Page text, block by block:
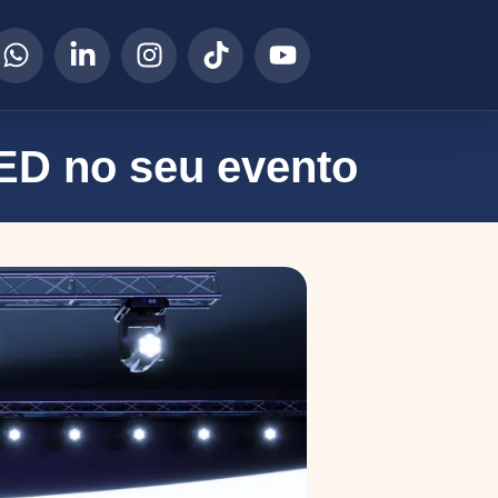
no seu evento